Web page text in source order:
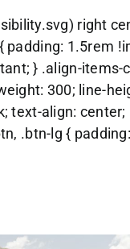
right
padding: 1.5rem
} .align-
300; line-
align:
.btn-lg {